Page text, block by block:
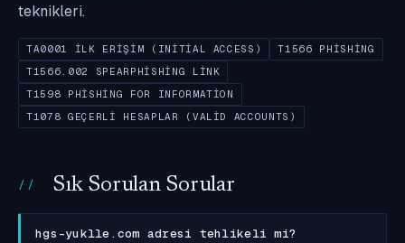
teknikleri.
TA0001 İLK ERIŞIM (INITIAL ACCESS)
T1566 PHISHING
T1566.002 SPEARPHISHING LINK
T1598 PHISHING FOR INFORMATION
T1078 GEÇERLI HESAPLAR (VALID ACCOUNTS)
Sık Sorulan Sorular
hgs-yuklle.com adresi tehlikeli mi?